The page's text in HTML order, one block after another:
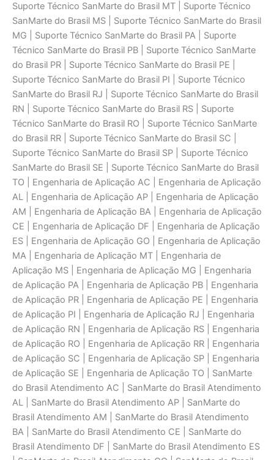
Suporte Técnico SanMarte do Brasil MT | Suporte Técnico
SanMarte do Brasil MS | Suporte Técnico SanMarte do Brasil
MG | Suporte Técnico SanMarte do Brasil PA | Suporte
Técnico SanMarte do Brasil PB | Suporte Técnico SanMarte
do Brasil PR | Suporte Técnico SanMarte do Brasil PE |
Suporte Técnico SanMarte do Brasil PI | Suporte Técnico
SanMarte do Brasil RJ | Suporte Técnico SanMarte do Brasil
RN | Suporte Técnico SanMarte do Brasil RS | Suporte
Técnico SanMarte do Brasil RO | Suporte Técnico SanMarte
do Brasil RR | Suporte Técnico SanMarte do Brasil SC |
Suporte Técnico SanMarte do Brasil SP | Suporte Técnico
SanMarte do Brasil SE | Suporte Técnico SanMarte do Brasil
TO | Engenharia de Aplicaçāo AC | Engenharia de Aplicaçāo
AL | Engenharia de Aplicaçāo AP | Engenharia de Aplicaçāo
AM | Engenharia de Aplicaçāo BA | Engenharia de Aplicaçāo
CE | Engenharia de Aplicaçāo DF | Engenharia de Aplicaçāo
ES | Engenharia de Aplicaçāo GO | Engenharia de Aplicaçāo
MA | Engenharia de Aplicaçāo MT | Engenharia de
Aplicaçāo MS | Engenharia de Aplicaçāo MG | Engenharia
de Aplicaçāo PA | Engenharia de Aplicaçāo PB | Engenharia
de Aplicaçāo PR | Engenharia de Aplicaçāo PE | Engenharia
de Aplicaçāo PI | Engenharia de Aplicaçāo RJ | Engenharia
de Aplicaçāo RN | Engenharia de Aplicaçāo RS | Engenharia
de Aplicaçāo RO | Engenharia de Aplicaçāo RR | Engenharia
de Aplicaçāo SC | Engenharia de Aplicaçāo SP | Engenharia
de Aplicaçāo SE | Engenharia de Aplicaçāo TO | SanMarte
do Brasil Atendimento AC | SanMarte do Brasil Atendimento
AL | SanMarte do Brasil Atendimento AP | SanMarte do
Brasil Atendimento AM | SanMarte do Brasil Atendimento
BA | SanMarte do Brasil Atendimento CE | SanMarte do
Brasil Atendimento DF | SanMarte do Brasil Atendimento ES